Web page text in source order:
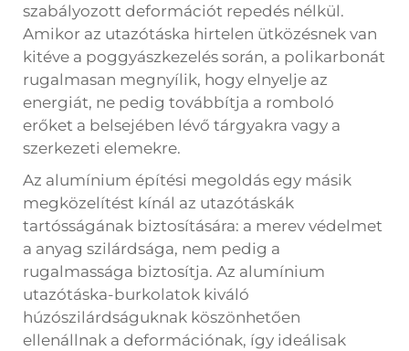
szabályozott deformációt repedés nélkül.
Amikor az utazótáska hirtelen ütközésnek van
kitéve a poggyászkezelés során, a polikarbonát
rugalmasan megnyílik, hogy elnyelje az
energiát, ne pedig továbbítja a romboló
erőket a belsejében lévő tárgyakra vagy a
szerkezeti elemekre.
Az alumínium építési megoldás egy másik
megközelítést kínál az utazótáskák
tartósságának biztosítására: a merev védelmet
a anyag szilárdsága, nem pedig a
rugalmassága biztosítja. Az alumínium
utazótáska-burkolatok kiváló
húzószilárdságuknak köszönhetően
ellenállnak a deformációnak, így ideálisak